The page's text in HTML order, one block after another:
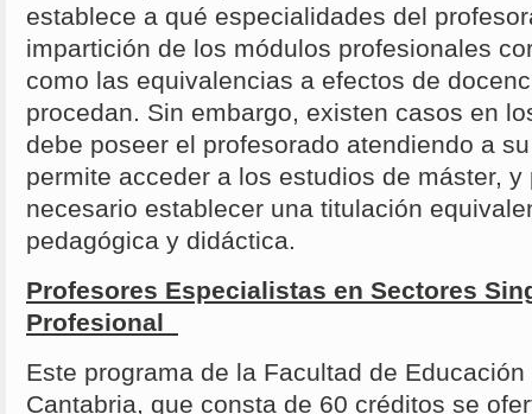
establece a qué especialidades del
impartición de los módulos profesionales
como las equivalencias a efectos de
procedan. Sin embargo, existen casos en
debe poseer el profesorado atendiendo a
permite acceder a los estudios de máster,
necesario establecer una titulación
pedagógica y didáctica.
Profesores Especialistas en Sectores
Profesional
Este programa de la Facultad de
Cantabria, que consta de 60 créditos se